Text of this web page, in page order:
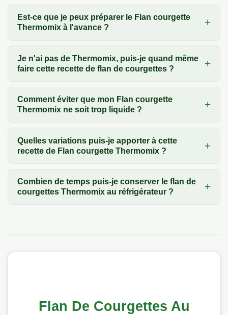
Est-ce que je peux préparer le Flan courgette
Thermomix à l'avance ?
Je n'ai pas de Thermomix, puis-je quand même
faire cette recette de flan de courgettes ?
Comment éviter que mon Flan courgette
Thermomix ne soit trop liquide ?
Quelles variations puis-je apporter à cette
recette de Flan courgette Thermomix ?
Combien de temps puis-je conserver le flan de
courgettes Thermomix au réfrigérateur ?
Flan De Courgettes Au